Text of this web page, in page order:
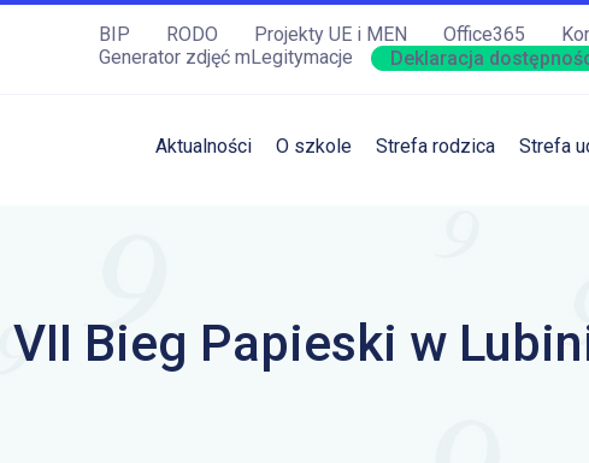
BIP RODO Projekty UE i MEN Office365
Generator zdjęć mLegitymacje
Deklaracja
Aktualności O szkole Strefa rodzica Strefa
VII Bieg Papieski w